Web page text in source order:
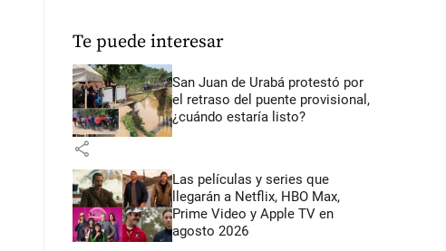
Te puede interesar
San Juan de Urabá protestó por
el retraso del puente provisional,
¿cuándo estaría listo?
share
Las películas y series que
llegarán a Netflix, HBO Max,
Prime Video y Apple TV en
agosto 2026